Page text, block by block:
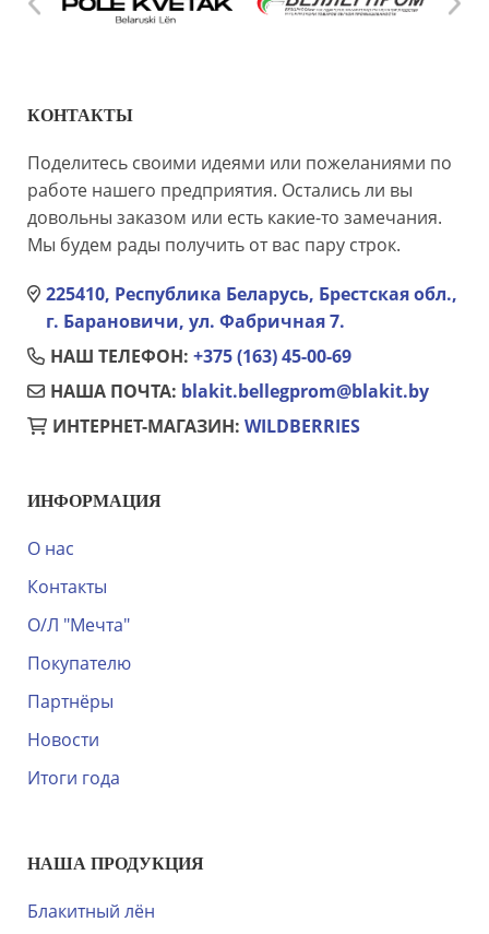
КОНТАКТЫ
Поделитесь своими идеями или пожеланиями по
работе нашего предприятия. Остались ли вы
довольны заказом или есть какие-то замечания.
Мы будем рады получить от вас пару строк.
225410, Республика Беларусь, Брестская обл.,
г. Барановичи, ул. Фабричная 7.
НАШ ТЕЛЕФОН: +375 (163) 45-00-69
НАША ПОЧТА: blakit.bellegprom@blakit.by
ИНТЕРНЕТ-МАГАЗИН: WILDBERRIES
ИНФОРМАЦИЯ
О нас
Контакты
О/Л "Мечта"
Покупателю
Партнёры
Новости
Итоги года
НАША ПРОДУКЦИЯ
Блакитный лён